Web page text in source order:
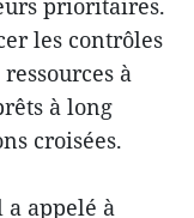
les contrôles
à
à long
croisées.
a appelé à